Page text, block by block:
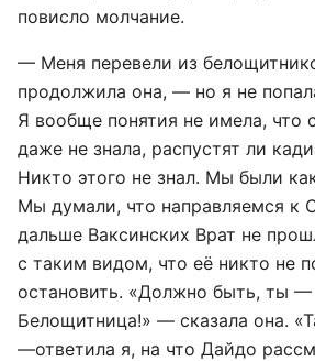
повисло молчание.
— Меня перевели из
продолжила она, — но я не
Я вообще понятия не имела, что
даже не знала, распустят ли
Никто этого не знал. Мы были
Мы думали, что направляемся к
дальше Ваксинских Врат не
с таким видом, что её никто не
остановить. «Должно быть, ты —
Белощитница!» — сказала она.
—ответила я, на что Дайдо